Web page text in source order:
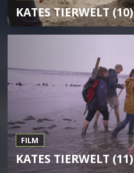
KATES TIERWELT (10)
FILM
KATES TIERWELT (11)